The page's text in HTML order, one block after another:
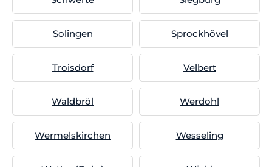
Solingen Sprockhövel
Troisdorf Velbert
Waldbröl Werdohl
Wermelskirchen Wesseling